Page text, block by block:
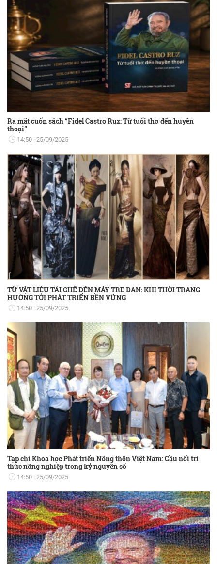
Ra mắt cuốn sách “Fidel Castro Ruz: Từ tuổi thơ đến huyền
thoại”
14:50 25/09/2025
TỪ VẬT LIỆU TÁI CHẾ ĐẾN MÂY TRE ĐAN: KHI THỜI TRANG
HƯỚNG TỚI PHÁT TRIỂN BỀN VỮNG
14:50 25/09/2025
Tạp chí Khoa học Phát triển Nông thôn Việt Nam: Cầu nối tri
thức nông nghiệp trong kỷ nguyên số
14:50 25/09/2025